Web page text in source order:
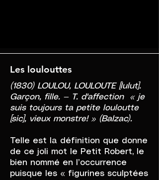
Les loulouttes
(1830) LOULOU, LOULOUTE [lulut].
Garçon, fille. — T. d'affection « je
suis toujours ta petite louloutte
[sic], vieux monstre! » (Balzac).
Telle est la définition que donne
de ce joli mot le Petit Robert, le
bien nommé en l’occurrence
puisque les « figurines sculptées